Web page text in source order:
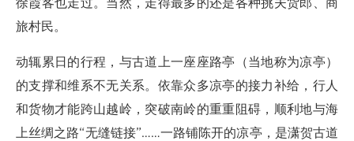
徐霞客也走过。当然，走得最多的还是各种挑夫货郎、商
旅村民。
动辄累日的行程，与古道上一座座路亭（当地称为凉亭）
的支撑和维系不无关系。依靠众多凉亭的接力补给，行人
和货物才能跨山越岭，突破南岭的重重阻碍，顺利地与海
上丝绸之路“无缝链接”……一路铺陈开的凉亭，是潇贺古道